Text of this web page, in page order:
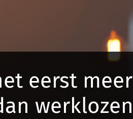
eerst meer
werklozen